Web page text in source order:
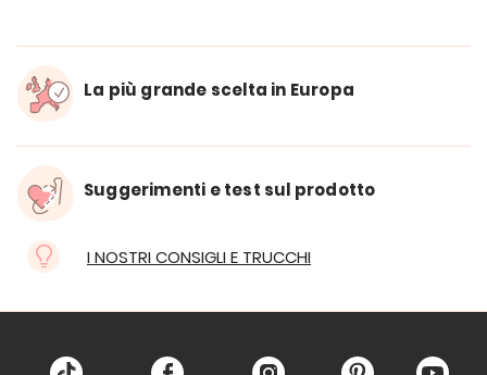
La più grande scelta in Europa
Suggerimenti e test sul prodotto
I NOSTRI CONSIGLI E TRUCCHI